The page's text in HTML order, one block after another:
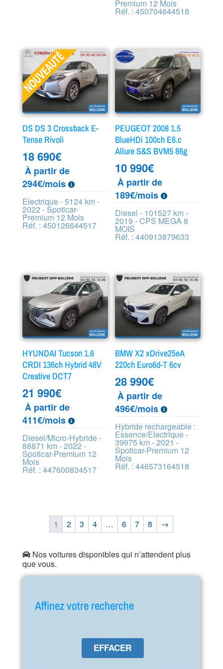
Premium 12 Mois
Réf. : 450704644518
DS DS 3 Crossback E-
Tense Rivoli
18 690€
À partir de
294€/mois
Electrique - 5124 km -
2022 - Spoticar-
Premium 12 Mois
Réf. : 450126644517
PEUGEOT 2008 1.5
BlueHDi 100ch E6.c
Allure S&S BVM5 86g
10 990€
À partir de
189€/mois
Diesel - 101527 km -
2019 - CPS MEGA 8
MOIS
Réf. : 440913879633
HYUNDAI Tucson 1.6
CRDI 136ch Hybrid 48V
Creative DCT7
21 990€
À partir de
411€/mois
Diesel/Micro-Hybride -
88871 km - 2022 -
Spoticar-Premium 12
Mois
Réf. : 447600834517
BMW X2 xDrive25eA
220ch Euro6d-T 6cv
28 990€
À partir de
496€/mois
Hybride rechargeable :
Essence/Electrique -
39975 km - 2021 -
Spoticar-Premium 12
Mois
Réf. : 446573164518
1 2 3 4 … 6 7 8 →
Nos voitures disponibles qui n’attendent plus
que vous.
Affinez votre recherche
EFFACER